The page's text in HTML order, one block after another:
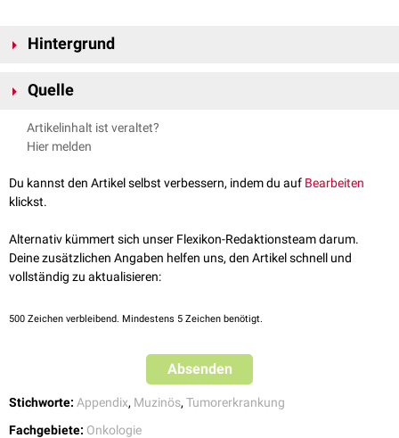
Hintergrund
muzinösen Neoplasien der Appendix erarbeitet. Deshalb gibt es in der
Quelle
Artikelinhalt ist veraltet?
Hier melden
Du kannst den Artikel selbst verbessern, indem du auf Bearbeiten
klickst.
Alternativ kümmert sich unser Flexikon-Redaktionsteam darum.
Deine zusätzlichen Angaben helfen uns, den Artikel schnell und
vollständig zu aktualisieren:
500 Zeichen verbleibend. Mindestens 5 Zeichen benötigt.
Absenden
Stichworte: Appendix, Muzinös, Tumorerkrankung
Fachgebiete: Onkologie